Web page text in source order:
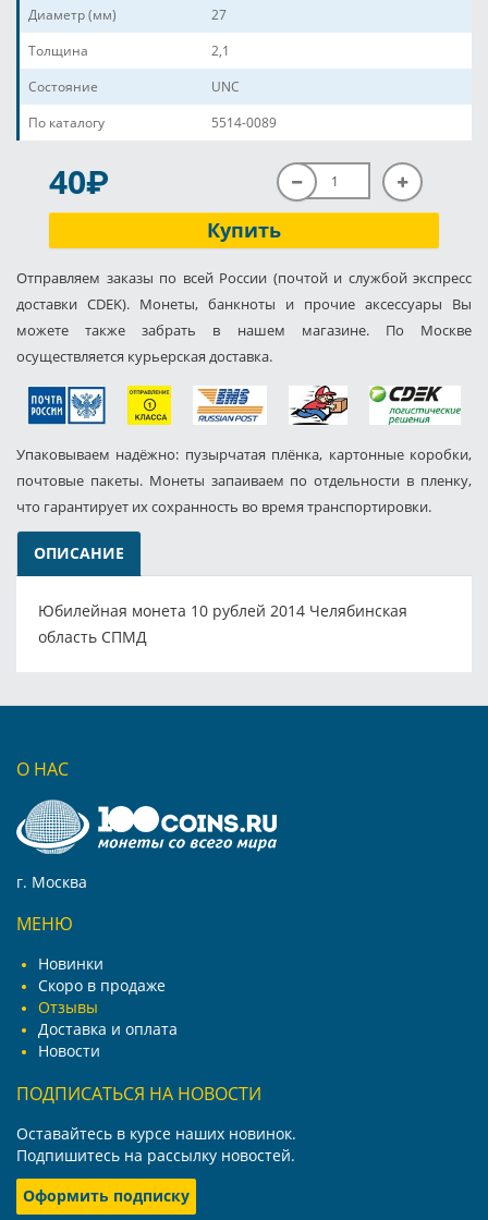
Диаметр (мм)
27
Толщина
2,1
Состояние
UNC
По каталогу
5514-0089
40P
Купить
Отправляем заказы по всей России (почтой и службой экспресс
доставки CDEK). Монеты, банкноты и прочие аксессуары Вы
можете также забрать в нашем магазине. По Москве
осуществляется курьерская доставка.
Упаковываем надёжно: пузырчатая плёнка, картонные коробки,
почтовые пакеты. Монеты запаиваем по отдельности в пленку,
что гарантирует их сохранность во время транспортировки.
ОПИСАНИЕ
Юбилейная монета 10 рублей 2014 Челябинская
область СПМД
О НАС
г. Москва
МЕНЮ
Новинки
Скоро в продаже
Отзывы
Доставка и оплата
Новости
ПОДПИСАТЬСЯ НА НОВОСТИ
Оставайтесь в курсе наших новинок.
Подпишитесь на рассылку новостей.
Оформить подписку